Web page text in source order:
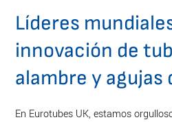
Líderes
innovación de
alambre y agujas
En Eurotubes UK, estamos